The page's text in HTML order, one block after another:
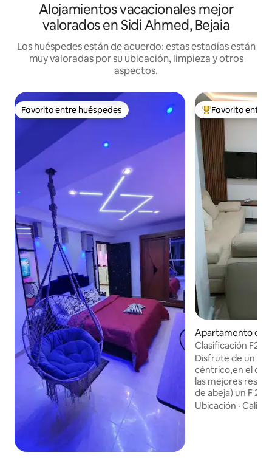
Alojamientos vacacionales mejor
valorados en Sidi Ahmed, Bejaia
Los huéspedes están de acuerdo: estas estadías están
muy valoradas por su ubicación, limpieza y otros
aspectos.
Favorito entre huéspedes
Favorito entre huéspedes Favorito entre
Favorito entre
Apartamento en
Clasificación F2
Disfrute de un
céntrico,en el
las mejores
de abeja) un F 2
primer piso con
Ubicación ·